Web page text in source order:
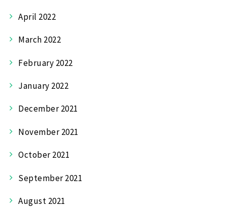
April 2022
March 2022
February 2022
January 2022
December 2021
November 2021
October 2021
September 2021
August 2021